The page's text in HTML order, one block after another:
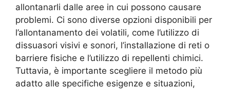
allontanarli dalle aree in cui possono causare
problemi. Ci sono diverse opzioni disponibili per
l’allontanamento dei volatili, come l’utilizzo di
dissuasori visivi e sonori, l’installazione di reti o
barriere fisiche e l’utilizzo di repellenti chimici.
Tuttavia, è importante scegliere il metodo più
adatto alle specifiche esigenze e situazioni,